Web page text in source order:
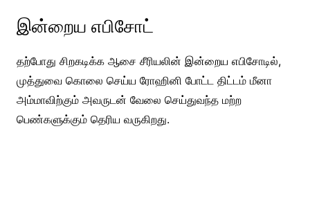
இன்றைய எபிசோட்
தற்போது சிறகடிக்க ஆசை சீரியலின் இன்றைய எபிசோடில்,
முத்துவை கொலை செய்ய ரோஹினி போட்ட திட்டம் மீனா
அம்மாவிற்கும் அவருடன் வேலை செய்துவந்த மற்ற
பெண்களுக்கும் தெரிய வருகிறது.